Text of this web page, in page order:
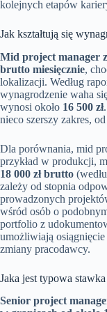
kolejnych etapów
Jak kształtują się
Mid project manager
brutto miesięcznie,
lokalizacji. Według
wynagrodzenie waha
wynosi około 16 500 zł
nieco szerszy zakres, od
Dla porównania, mid
przykład w produkcji,
18 000 zł brutto
zależy od stopnia
prowadzonych
wśród osób o
portfolio z
umożliwiają
zmiany pracodawcy.
Jaka jest typowa
Senior project